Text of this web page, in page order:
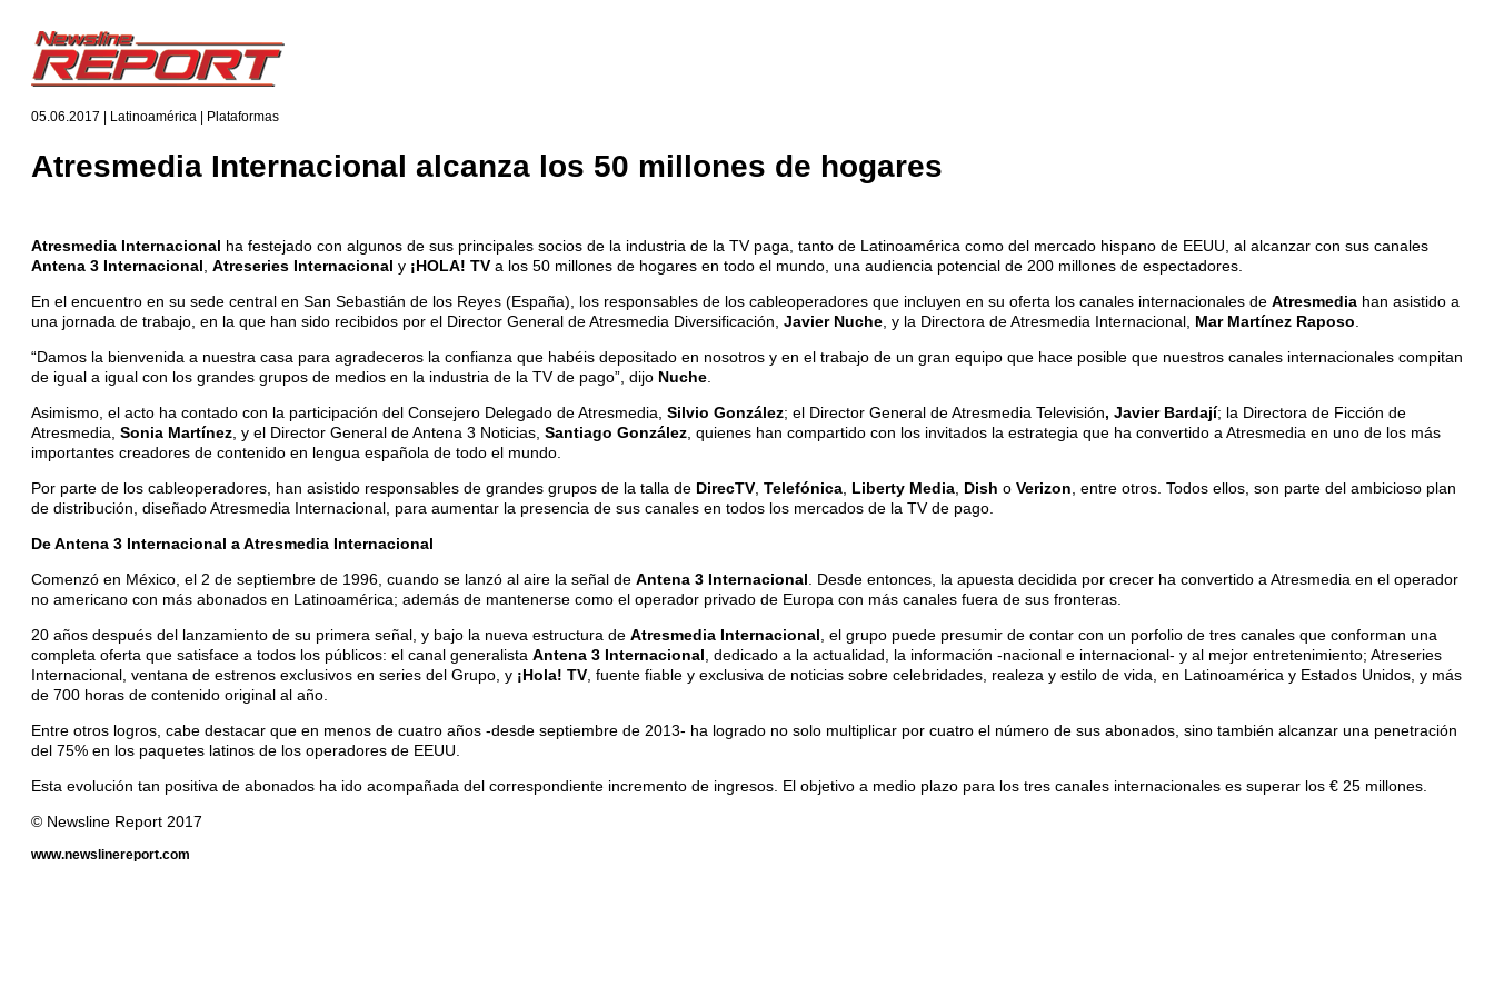
05.06.2017 | Latinoamérica | Plataformas
Atresmedia Internacional alcanza los 50 millones de hogares
Atresmedia Internacional ha festejado con algunos de sus principales socios de la industria de la TV paga, tanto de Latinoamérica como del mercado hispano de EEUU, al alcanzar con sus canales
Antena 3 Internacional Atreseries Internacional y ¡HOLA! TV a los 50 millones de hogares en todo el mundo, una audiencia potencial de 200 millones de espectadores.
En el encuentro en su sede central en San Sebastián de los Reyes (España), los responsables de los cableoperadores que incluyen en su oferta los canales internacionales de Atresmedia han asistido a
una jornada de trabajo, en la que han sido recibidos por el Director General de Atresmedia Diversificación, Javier Nuche , y la Directora de Atresmedia Internacional, Mar Martínez Raposo
“Damos la bienvenida a nuestra casa para agradeceros la confianza que habéis depositado en nosotros y en el trabajo de un gran equipo que hace posible que nuestros canales internacionales compitan
de igual a igual con los grandes grupos de medios en la industria de la TV de pago”, dijo Nuche
Asimismo, el acto ha contado con la participación del Consejero Delegado de Atresmedia, Silvio González; el Director General de Atresmedia Televisión, Javier Bardají; la Directora de Ficción de
Atresmedia, Sonia Martínez , y el Director General de Antena 3 Noticias, Santiago González , quienes han compartido con los invitados la estrategia que ha convertido a Atresmedia en uno de los más
importantes creadores de contenido en lengua española de todo el mundo.
Por parte de los cableoperadores, han asistido responsables de grandes grupos de la talla de DirecTV Telefónica Liberty Media Dish o Verizon , entre otros. Todos ellos, son parte del ambicioso plan
de distribución, diseñado Atresmedia Internacional, para aumentar la presencia de sus canales en todos los mercados de la TV de pago.
De Antena 3 Internacional a Atresmedia Internacional
Comenzó en México, el 2 de septiembre de 1996, cuando se lanzó al aire la señal de Antena 3 Internacional . Desde entonces, la apuesta decidida por crecer ha convertido a Atresmedia en el operador
no americano con más abonados en Latinoamérica; además de mantenerse como el operador privado de Europa con más canales fuera de sus fronteras.
20 años después del lanzamiento de su primera señal, y bajo la nueva estructura de Atresmedia Internacional , el grupo puede presumir de contar con un porfolio de tres canales que conforman una
completa oferta que satisface a todos los públicos: el canal generalista Antena 3 Internacional , dedicado a la actualidad, la información -nacional e internacional- y al mejor entretenimiento; Atreseries
Internacional, ventana de estrenos exclusivos en series del Grupo, y ¡Hola! TV , fuente fiable y exclusiva de noticias sobre celebridades, realeza y estilo de vida, en Latinoamérica y Estados Unidos, y más
de 700 horas de contenido original al año.
Entre otros logros, cabe destacar que en menos de cuatro años -desde septiembre de 2013- ha logrado no solo multiplicar por cuatro el número de sus abonados, sino también alcanzar una penetración
del 75% en los paquetes latinos de los operadores de EEUU.
Esta evolución tan positiva de abonados ha ido acompañada del correspondiente incremento de ingresos. El objetivo a medio plazo para los tres canales internacionales es superar los € 25 millones.
© Newsline Report 2017
www.newslinereport.com